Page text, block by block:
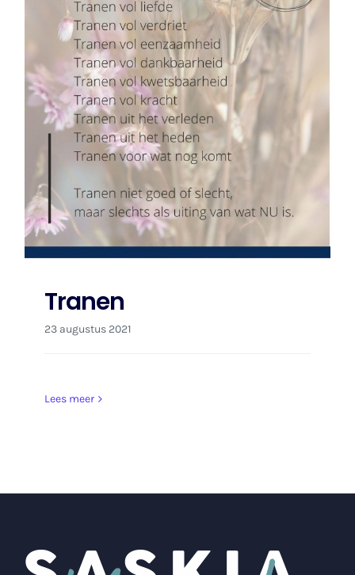
Tranen
23 augustus 2021
Lees meer